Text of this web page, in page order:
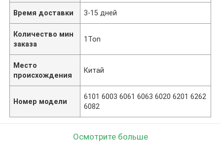
Время доставки 3-15 дней
Количество мин
заказа
1Ton
Место
происхождения
Китай
Номер модели
6101 6003 6061 6063 6020 6201 6262
6082
Осмотрите больше